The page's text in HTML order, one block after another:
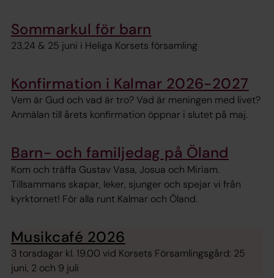
Sommarkul för barn
23,24 & 25 juni i Heliga Korsets församling
Konfirmation i Kalmar 2026-2027
Vem är Gud och vad är tro? Vad är meningen med livet?
Anmälan till årets konfirmation öppnar i slutet på maj.
Barn- och familjedag på Öland
Kom och träffa Gustav Vasa, Josua och Miriam.
Tillsammans skapar, leker, sjunger och spejar vi från
kyrktornet! För alla runt Kalmar och Öland.
Musikcafé 2026
3 torsdagar kl. 19.00 vid Korsets Församlingsgård: 25
juni, 2 och 9 juli